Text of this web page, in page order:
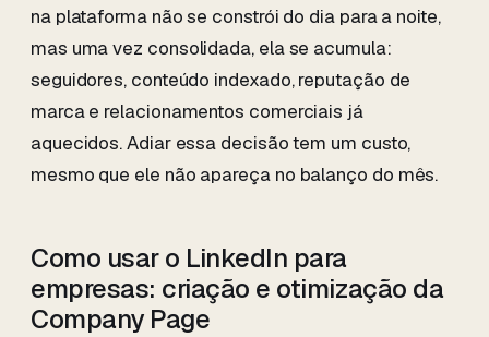
na plataforma não se constrói do dia para a noite,
mas uma vez consolidada, ela se acumula:
seguidores, conteúdo indexado, reputação de
marca e relacionamentos comerciais já
aquecidos. Adiar essa decisão tem um custo,
mesmo que ele não apareça no balanço do mês.
Como usar o LinkedIn para
empresas: criação e otimização da
Company Page